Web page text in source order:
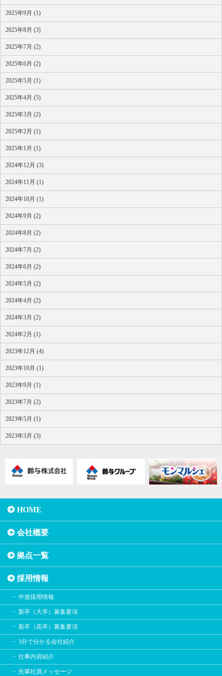
2025年9月 (1)
2025年8月 (3)
2025年7月 (2)
2025年6月 (2)
2025年5月 (1)
2025年4月 (5)
2025年3月 (2)
2025年2月 (1)
2025年1月 (1)
2024年12月 (3)
2024年11月 (1)
2024年10月 (1)
2024年9月 (2)
2024年8月 (2)
2024年7月 (2)
2024年6月 (2)
2024年5月 (2)
2024年4月 (2)
2024年3月 (2)
2024年2月 (1)
2023年12月 (4)
2023年10月 (1)
2023年9月 (1)
2023年7月 (2)
2023年5月 (1)
2023年3月 (3)
HOME
会社概要
拠点一覧
採用情報
中途採用情報
新卒（大卒）募集要項
新卒（高卒）募集要項
3分で分かる会社紹介
仕事内容紹介
先輩社員メッセージ